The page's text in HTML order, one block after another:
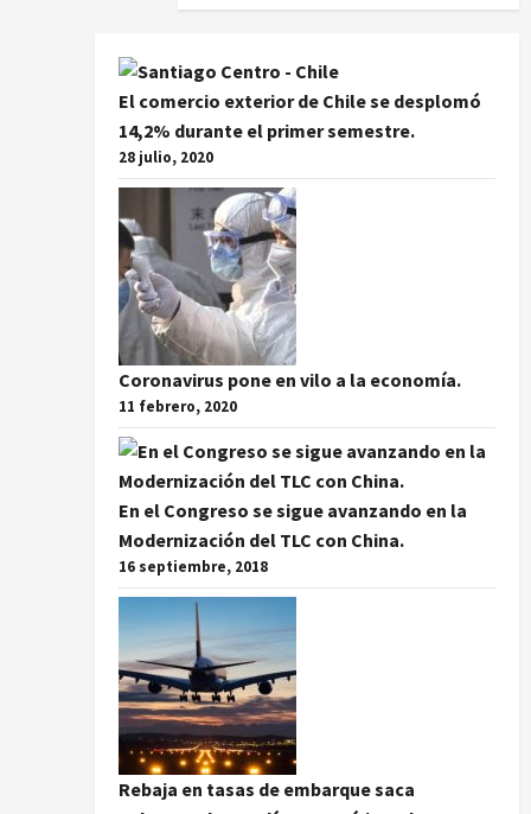
El comercio exterior de Chile se desplomó
14,2% durante el primer semestre.
28 julio, 2020
Coronavirus pone en vilo a la economía.
11 febrero, 2020
En el Congreso se sigue avanzando en la
Modernización del TLC con China.
16 septiembre, 2018
Rebaja en tasas de embarque saca